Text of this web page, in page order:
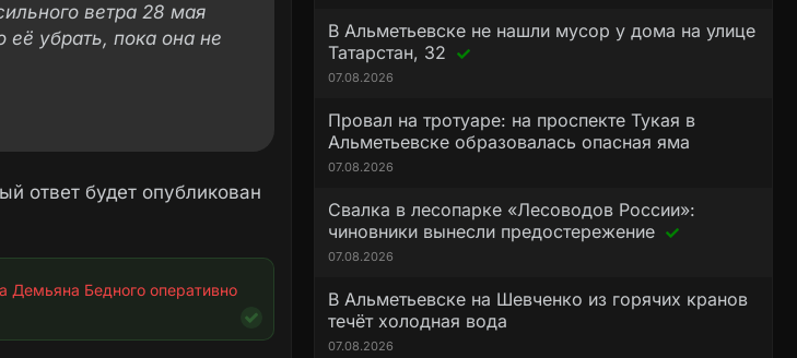
ветра 28 мая
её убрать, пока она не
ответ будет опубликован
Бедного оперативно
В Альметьевске не нашли мусор у дома на улице
Татарстан, 32
07.08.2026
Провал на тротуаре: на проспекте Тукая в
Альметьевске образовалась опасная яма
07.08.2026
Свалка в лесопарке «Лесоводов России»:
чиновники вынесли предостережение
07.08.2026
В Альметьевске на Шевченко из горячих кранов
течёт холодная вода
07.08.2026